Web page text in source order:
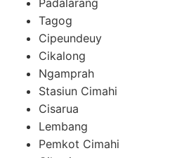
Tagog
Cipeundeuy
Cikalong
Ngamprah
Stasiun Cimahi
Cisarua
Lembang
Pemkot Cimahi